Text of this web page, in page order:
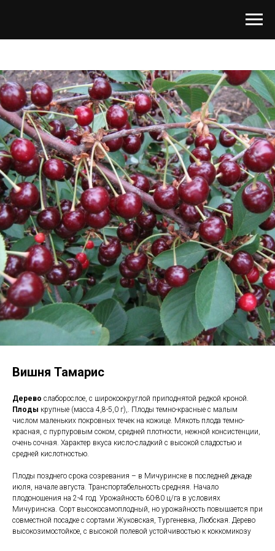
Вишня Тамарис
Дерево слаборослое, с широкоокруглой приподнятой редкой кро­ной.
Плоды крупные (масса 4,8-5,0 г),. Плоды темно-красные с малым
числом маленьких покровных течек на кожице. Мякоть плода темно-
красная, с пурпуровым соком, средней плот­ности, нежной консистенции,
очень сочная. Характер вкуса кисло-сладкий с высокой сладостью и
средней кис­лотностью.
Плоды позднего срока созревания – в Мичуринске в последней декаде
июля, начале августа. Транспортабельность средняя. Начало
плодоношения на 2-4 год. Урожайность 60-80 ц/га в условиях
Мичуринска. Сорт высокосамоплодный, но урожайность повышается при
совместной посадке с сортами Жуковская, Тургеневка, Любская. Дерево
высокозимостойкое, с высокой полевой устойчивостью к коккомикозу